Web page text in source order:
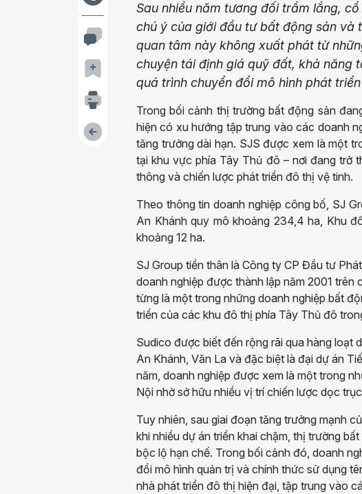
Sau nhiều năm tương đối trầm lắng,
chú ý của giới đầu tư bất động sản và
quan tâm này không xuất phát từ
chuyện tái định giá quỹ đất, khả năng
quá trình chuyển đổi mô hình phát
Trong bối cảnh thị trường bất động sản
hiện có xu hướng tập trung vào các doanh
tăng trưởng dài hạn. SJS được xem là một
tại khu vực phía Tây Thủ đô – nơi đang trở
thông và chiến lược phát triển đô thị vệ tinh.
Theo thông tin doanh nghiệp công bố, SJ
An Khánh quy mô khoảng 234,4 ha, Khu
khoảng 12 ha.
SJ Group tiền thân là Công ty CP Đầu tư
doanh nghiệp được thành lập năm 2001 trên
từng là một trong những doanh nghiệp bất
triển của các khu đô thị phía Tây Thủ đô
Sudico được biết đến rộng rãi qua hàng loạt
An Khánh, Văn La và đặc biệt là đại dự án
năm, doanh nghiệp được xem là một trong
Nội nhờ sở hữu nhiều vị trí chiến lược dọc
Tuy nhiên, sau giai đoạn tăng trưởng mạnh
khi nhiều dự án triển khai chậm, thị trường
bộc lộ hạn chế. Trong bối cảnh đó, doanh
đổi mô hình quản trị và chính thức sử dụng
nhà phát triển đô thị hiện đại, tập trung vào